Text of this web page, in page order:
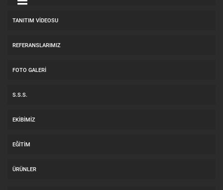
TANITIM VIDEOSU
REFERANSLARIMIZ
FOTO GALERI
S.S.S.
EKIBIMIZ
EĞITIM
ÜRÜNLER